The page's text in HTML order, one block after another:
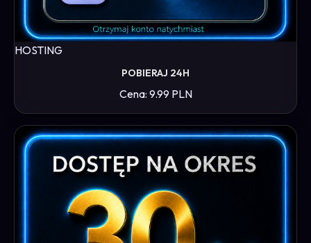
HOSTING
POBIERAJ 24H
Cena: 9.99 PLN